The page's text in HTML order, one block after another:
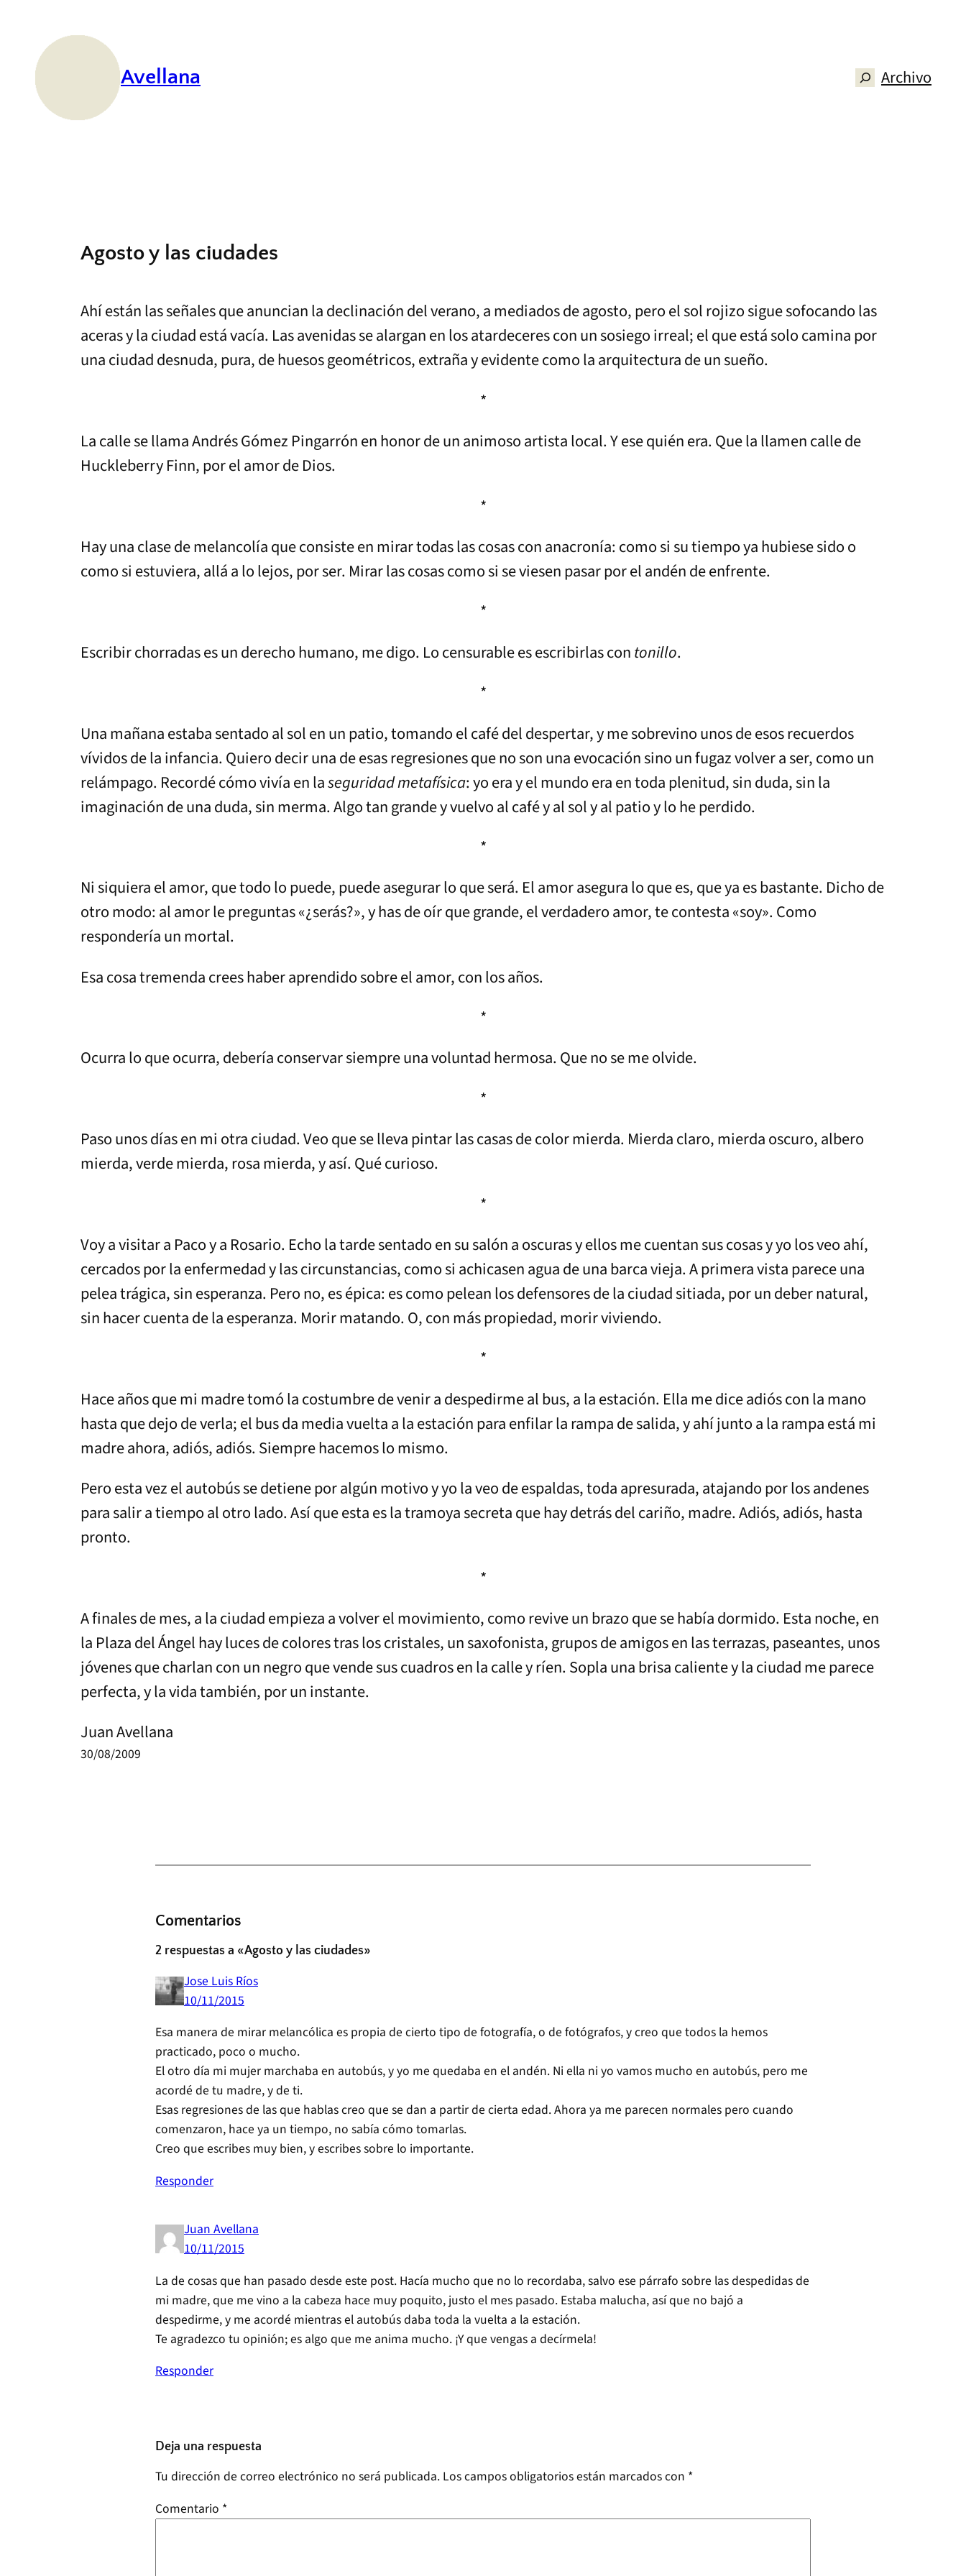
contenido
Avellana BuscarArchivo
Agosto y las ciudades
Ahí están las señales que anuncian la declinación del verano, a mediados de agosto, pero el sol rojizo sigue sofocando las
aceras y la ciudad está vacía. Las avenidas se alargan en los atardeceres con un sosiego irreal; el que está solo camina por
una ciudad desnuda, pura, de huesos geométricos, extraña y evidente como la arquitectura de un sueño.
*
La calle se llama Andrés Gómez Pingarrón en honor de un animoso artista local. Y ese quién era. Que la llamen calle de
Huckleberry Finn, por el amor de Dios.
*
Hay una clase de melancolía que consiste en mirar todas las cosas con anacronía: como si su tiempo ya hubiese sido o
como si estuviera, allá a lo lejos, por ser. Mirar las cosas como si se viesen pasar por el andén de enfrente.
*
Escribir chorradas es un derecho humano, me digo. Lo censurable es escribirlas contonillo.
*
Una mañana estaba sentado al sol en un patio, tomando el café del despertar, y me sobrevino unos de esos recuerdos
vívidos de la infancia. Quiero decir una de esas regresiones que no son una evocación sino un fugaz volver a ser, como un
relámpago. Recordé cómo vivía en laseguridad metafísica: yo era y el mundo era en toda plenitud, sin duda, sin la
imaginación de una duda, sin merma. Algo tan grande y vuelvo al café y al sol y al patio y lo he perdido.
*
Ni siquiera el amor, que todo lo puede, puede asegurar lo que será. El amor asegura lo que es, que ya es bastante. Dicho de
otro modo: al amor le preguntas «¿serás?», y has de oír que grande, el verdadero amor, te contesta «soy». Como
respondería un mortal.
Esa cosa tremenda crees haber aprendido sobre el amor, con los años.
*
Ocurra lo que ocurra, debería conservar siempre una voluntad hermosa. Que no se me olvide.
*
Paso unos días en mi otra ciudad. Veo que se lleva pintar las casas de color mierda. Mierda claro, mierda oscuro, albero
mierda, verde mierda, rosa mierda, y así. Qué curioso.
*
Voy a visitar a Paco y a Rosario. Echo la tarde sentado en su salón a oscuras y ellos me cuentan sus cosas y yo los veo ahí,
cercados por la enfermedad y las circunstancias, como si achicasen agua de una barca vieja. A primera vista parece una
pelea trágica, sin esperanza. Pero no, es épica: es como pelean los defensores de la ciudad sitiada, por un deber natural,
sin hacer cuenta de la esperanza. Morir matando. O, con más propiedad, morir viviendo.
*
Hace años que mi madre tomó la costumbre de venir a despedirme al bus, a la estación. Ella me dice adiós con la mano
hasta que dejo de verla; el bus da media vuelta a la estación para enfilar la rampa de salida, y ahí junto a la rampa está mi
madre ahora, adiós, adiós. Siempre hacemos lo mismo.
Pero esta vez el autobús se detiene por algún motivo y yo la veo de espaldas, toda apresurada, atajando por los andenes
para salir a tiempo al otro lado. Así que esta es la tramoya secreta que hay detrás del cariño, madre. Adiós, adiós, hasta
pronto.
*
A finales de mes, a la ciudad empieza a volver el movimiento, como revive un brazo que se había dormido. Esta noche, en
la Plaza del Ángel hay luces de colores tras los cristales, un saxofonista, grupos de amigos en las terrazas, paseantes, unos
jóvenes que charlan con un negro que vende sus cuadros en la calle y ríen. Sopla una brisa caliente y la ciudad me parece
perfecta, y la vida también, por un instante.
Juan Avellana
30/08/2009
Comentarios
2 respuestas a «Agosto y las ciudades»
Jose Luis Ríos
10/11/2015
Esa manera de mirar melancólica es propia de cierto tipo de fotografía, o de fotógrafos, y creo que todos la hemos
practicado, poco o mucho.
El otro día mi mujer marchaba en autobús, y yo me quedaba en el andén. Ni ella ni yo vamos mucho en autobús, pero me
acordé de tu madre, y de ti.
Esas regresiones de las que hablas creo que se dan a partir de cierta edad. Ahora ya me parecen normales pero cuando
comenzaron, hace ya un tiempo, no sabía cómo tomarlas.
Creo que escribes muy bien, y escribes sobre lo importante.
Responder
Juan Avellana
10/11/2015
La de cosas que han pasado desde este post. Hacía mucho que no lo recordaba, salvo ese párrafo sobre las despedidas de
mi madre, que me vino a la cabeza hace muy poquito, justo el mes pasado. Estaba malucha, así que no bajó a
despedirme, y me acordé mientras el autobús daba toda la vuelta a la estación.
Te agradezco tu opinión; es algo que me anima mucho. ¡Y que vengas a decírmela!
Responder
Deja una respuesta
Tu dirección de correo electrónico no será publicada. Los campos obligatorios están marcados con *
Comentario *